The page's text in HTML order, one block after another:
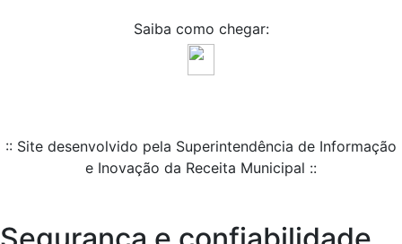
Saiba como chegar:
:: Site desenvolvido pela Superintendência de Informação
e Inovação da Receita Municipal ::